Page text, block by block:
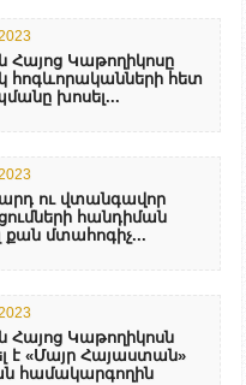
Հայոց Կաթողիկոսը
հոգևորականների հետ
խոսել...
ու վտանգավոր
հանդիման
քան մտահոգիչ...
Հայոց Կաթողիկոսն
է «Մայր Հայաստան»
համակարգողին